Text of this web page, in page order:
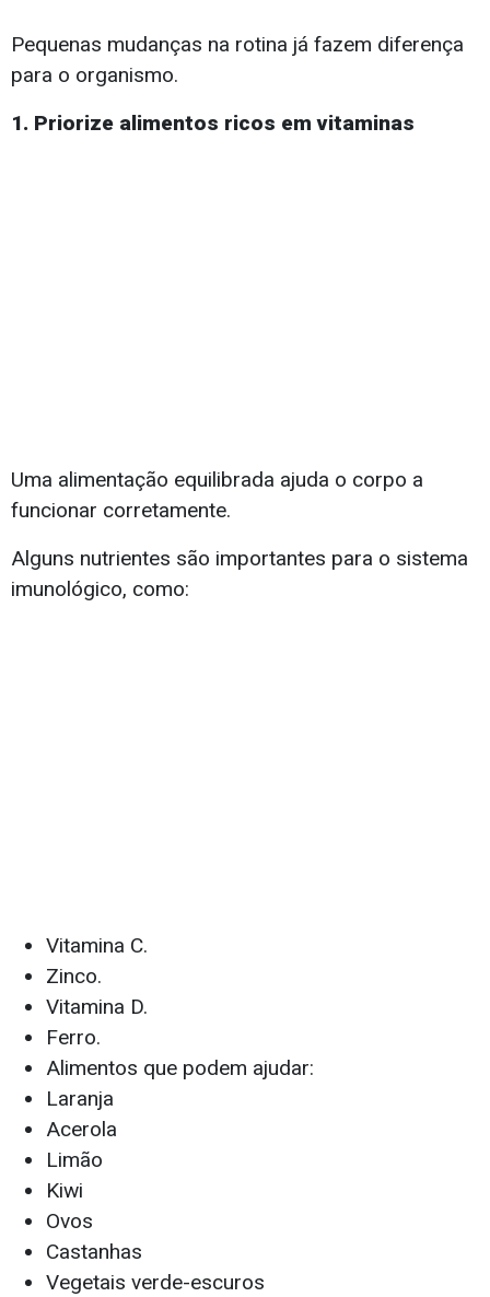
Pequenas mudanças na rotina já fazem diferença
para o organismo.
1. Priorize alimentos ricos em vitaminas
Uma alimentação equilibrada ajuda o corpo a
funcionar corretamente.
Alguns nutrientes são importantes para o sistema
imunológico, como:
Vitamina C.
Zinco.
Vitamina D.
Ferro.
Alimentos que podem ajudar:
Laranja
Acerola
Limão
Kiwi
Ovos
Castanhas
Vegetais verde-escuros